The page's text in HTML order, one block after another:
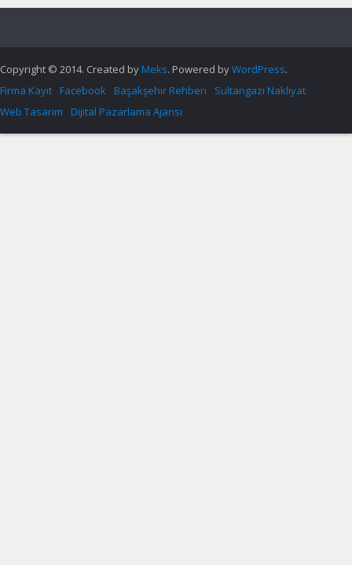
Copyright © 2014. Created byMeks. Powered byWordPress.
Firma Kayıt Facebook Başakşehir Rehberi
Sultangazi Nakliyat
Web Tasarım
Dijital Pazarlama Ajansı